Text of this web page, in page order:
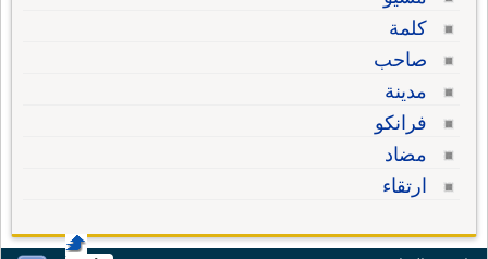
كلمة
صاحب
مدينة
فرانكو
مضاد
ارتقاء